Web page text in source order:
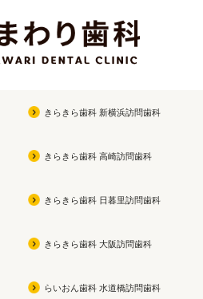
きらきら歯科 新横浜訪問歯科
きらきら歯科 高崎訪問歯科
きらきら歯科 日暮里訪問歯科
きらきら歯科 大阪訪問歯科
らいおん歯科 水道橋訪問歯科